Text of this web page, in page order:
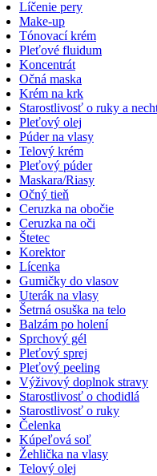
Líčenie pery
Make-up
Tónovací krém
Pleťové fluidum
Koncentrát
Očná maska
Krém na krk
Starostlivosť o ruky a
Pleťový olej
Púder na vlasy
Telový krém
Pleťový púder
Maskara/Riasy
Očný tieň
Ceruzka na obočie
Ceruzka na oči
Štetec
Korektor
Lícenka
Gumičky do vlasov
Uterák na vlasy
Šetrná osuška na telo
Balzám po holení
Sprchový gél
Pleťový sprej
Pleťový peeling
Výživový doplnok stravy
Starostlivosť o chodidlá
Starostlivosť o ruky
Čelenka
Kúpeľová soľ
Žehlička na vlasy
Telový olej